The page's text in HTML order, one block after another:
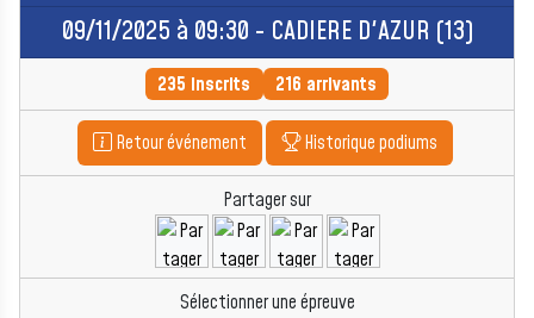
09/11/2025 à 09:30 - CADIERE D'AZUR (13)
235 inscrits 216 arrivants
Retour événement Historique podiums
Partager sur
Sélectionner une épreuve